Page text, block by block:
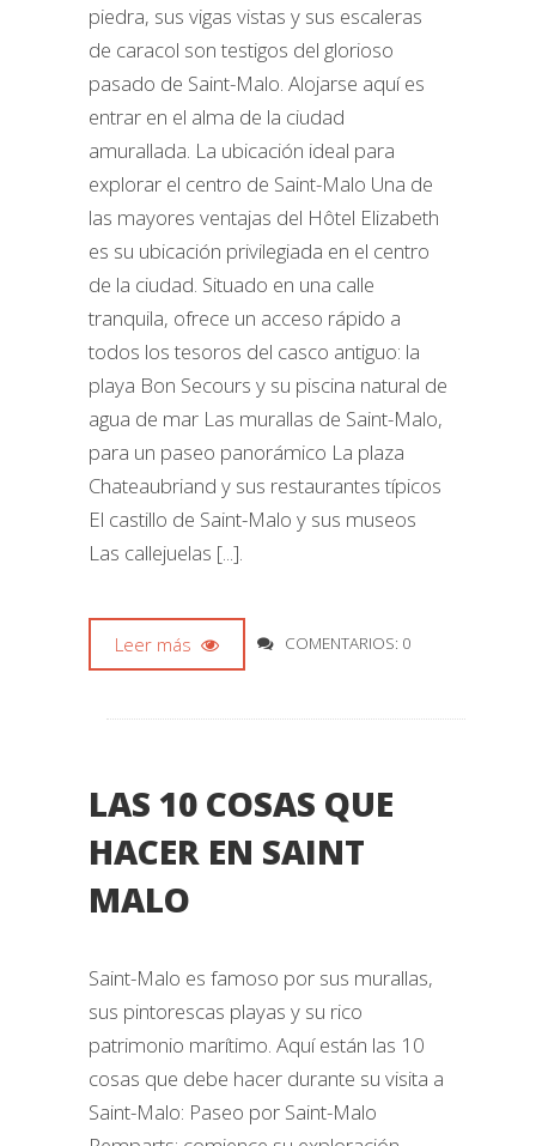
piedra, sus vigas vistas y sus escaleras
de caracol son testigos del glorioso
pasado de Saint-Malo. Alojarse aquí es
entrar en el alma de la ciudad
amurallada. La ubicación ideal para
explorar el centro de Saint-Malo Una de
las mayores ventajas del Hôtel Elizabeth
es su ubicación privilegiada en el centro
de la ciudad. Situado en una calle
tranquila, ofrece un acceso rápido a
todos los tesoros del casco antiguo: la
playa Bon Secours y su piscina natural de
agua de mar Las murallas de Saint-Malo,
para un paseo panorámico La plaza
Chateaubriand y sus restaurantes típicos
El castillo de Saint-Malo y sus museos
Las callejuelas [...].
Leer más COMENTARIOS: 0
LAS 10 COSAS QUE
HACER EN SAINT
MALO
Saint-Malo es famoso por sus murallas,
sus pintorescas playas y su rico
patrimonio marítimo. Aquí están las 10
cosas que debe hacer durante su visita a
Saint-Malo: Paseo por Saint-Malo